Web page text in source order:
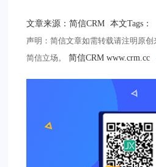
文章来源：简信CRM 本文Tags：
声明：简信文章如需转载请注明原
简信立场。
简信CRM www.crm.cc